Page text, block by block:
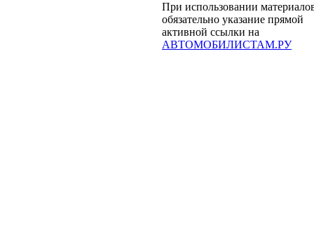
При использовании
обязательно указание прямой
активной ссылки на
АВТОМОБИЛИСТАМ.РУ